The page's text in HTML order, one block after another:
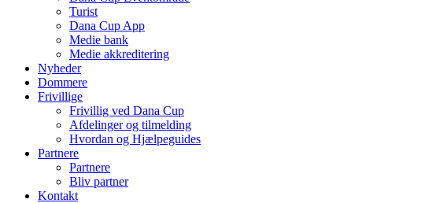
Turist
Dana Cup App
Medie bank
Medie akkreditering
Nyheder
Dommere
Frivillige
Frivillig ved Dana Cup
Afdelinger og tilmelding
Hvordan og Hjælpeguides
Partnere
Partnere
Bliv partner
Kontakt